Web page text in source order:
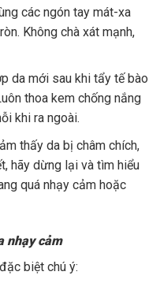
các ngón tay mát-xa
Không chà xát mạnh,
da mới sau khi tẩy tế bào
thoa kem chống nắng
khi ra ngoài.
thấy da bị châm chích,
hãy dừng lại và tìm hiểu
quá nhạy cảm hoặc
nhạy cảm
biệt chú ý: